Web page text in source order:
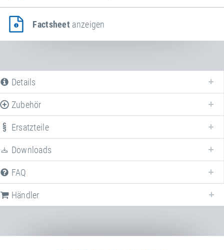
Factsheet anzeigen
Details
Zubehör
Ersatzteile
Wir bieten verschiedene Ersatzteile fürSpieth umliegende Bodenmatte
an.
Downloads
FAQ
Händler